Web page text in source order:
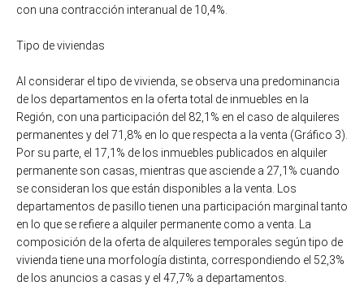
con una contracción interanual de 10,4%.
Tipo de viviendas
Al considerar el tipo de vivienda, se observa una predominancia
de los departamentos en la oferta total de inmuebles en la
Región, con una participación del 82,1% en el caso de alquileres
permanentes y del 71,8% en lo que respecta a la venta (Gráfico 3).
Por su parte, el 17,1% de los inmuebles publicados en alquiler
permanente son casas, mientras que asciende a 27,1% cuando
se consideran los que están disponibles a la venta. Los
departamentos de pasillo tienen una participación marginal tanto
en lo que se refiere a alquiler permanente como a venta. La
composición de la oferta de alquileres temporales según tipo de
vivienda tiene una morfología distinta, correspondiendo el 52,3%
de los anuncios a casas y el 47,7% a departamentos.